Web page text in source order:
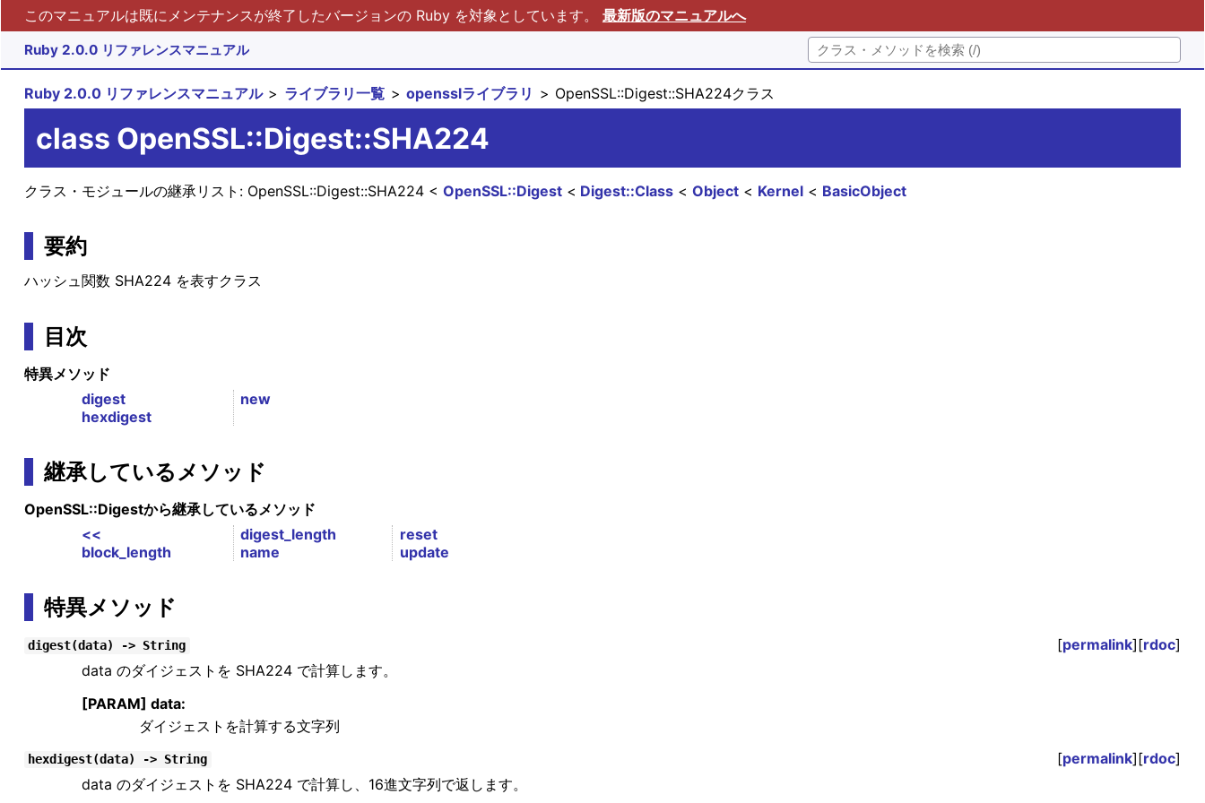
このマニュアルは既にメンテナンスが終了したバージョンの Ruby を対象としています。 最新版のマニュアルへ
Ruby 2.0.0 リファレンスマニュアル
Ruby 2.0.0 リファレンスマニュアル ライブラリ一覧 opensslライブラリ OpenSSL::Digest::SHA224クラス
class OpenSSL::Digest::SHA224
クラス・モジュールの継承リスト: BasicObject
Kernel
Object
Digest::Class
OpenSSL::Digest
OpenSSL::Digest::SHA224
要約
ハッシュ関数 SHA224 を表すクラス
目次
特異メソッド
digest
hexdigest
new
継承しているメソッド
OpenSSL::Digestから継承しているメソッド
<<
block_length
digest_length
name
reset
update
特異メソッド
digest(data) -> String [permalink][rdoc]
data のダイジェストを SHA224 で計算します。
[PARAM] data:
ダイジェストを計算する文字列
hexdigest(data) -> String [permalink][rdoc]
data のダイジェストを SHA224 で計算し、16進文字列で返します。